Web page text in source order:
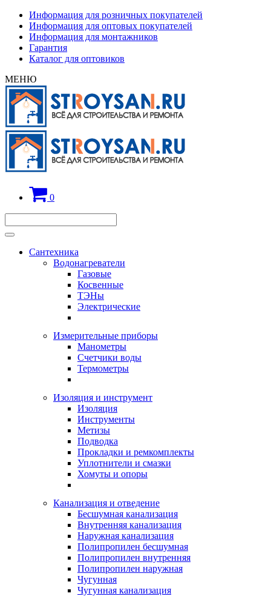
Информация для розничных покупателей
Информация для оптовых покупателей
Информация для монтажников
Гарантия
Каталог для оптовиков
МЕНЮ
0
Сантехника
Водонагреватели
Газовые
Косвенные
ТЭНы
Электрические
Измерительные приборы
Манометры
Счетчики воды
Термометры
Изоляция и инструмент
Изоляция
Инструменты
Метизы
Подводка
Прокладки и ремкомплекты
Уплотнители и смазки
Хомуты и опоры
Канализация и отведение
Бесшумная канализация
Внутренняя канализация
Наружная канализация
Полипропилен бесшумная
Полипропилен внутренняя
Полипропилен наружная
Чугунная
Чугунная канализация